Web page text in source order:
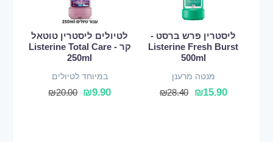
ליסטרין פרש ברסט -
Listerine Fresh Burst
500ml
מנטה מרענן
₪15.90
₪28.40
לטיולים ליסטרין טוטאל
קר - Listerine Total Care
250ml
במיוחד לטיולים
₪9.90
₪20.00